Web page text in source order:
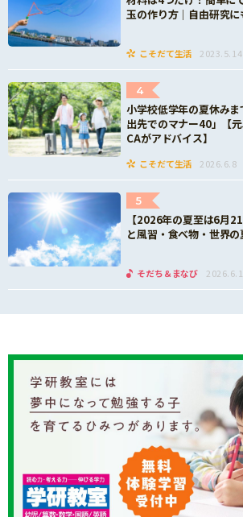
玉の作り方｜自由研究に
こそだて生活 2023.5.14
4
小学校低学年の夏休み
出先でのマナー40」【
CAがアドバイス】
こそだて生活 2026.6.8
5
【2026年の夏至は6月
と風習・食べ物・世界
そだち＆まなび